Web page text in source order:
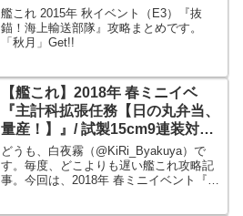
ロップ / 「あきつ丸」なしでクリ
ア）
艦これ 2015年 秋イベント（E3）『抜
錨！海上輸送部隊』攻略まとめです。
「秋月」Get!!
【艦これ】2018年 春ミニイベ
『主計科拡張任務【日の丸弁当、
量産！】』/ 試製15cm9連装対潜
噴進砲
どうも、白夜霧（@KiRi_Byakuya）で
す。毎度、どこよりも遅い艦これ攻略記
事。今回は、2018年 春ミニイベント『主